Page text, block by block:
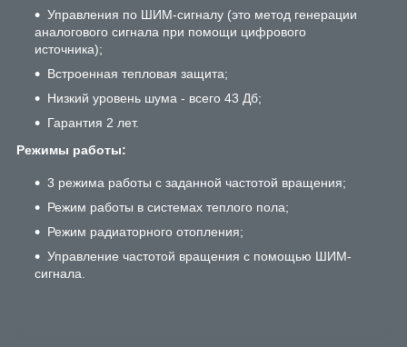
Управления по ШИМ-сигналу (это метод генерации
аналогового сигнала при помощи цифрового
источника);
Встроенная тепловая защита;
Низкий уровень шума - всего 43 Дб;
Гарантия 2 лет.
Режимы работы:
3 режима работы с заданной частотой вращения;
Режим работы в системах теплого пола;
Режим радиаторного отопления;
Управление частотой вращения с помощью ШИМ-
сигнала.